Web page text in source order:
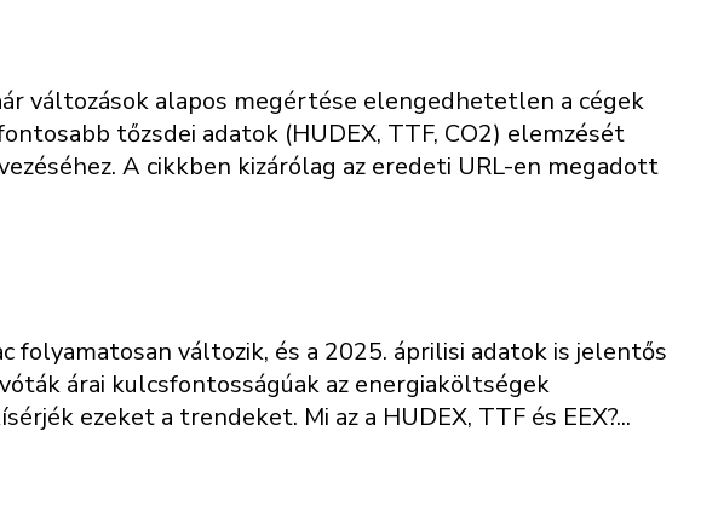
változások alapos megértése elengedhetetlen a cégek
tőzsdei adatok (HUDEX, TTF, CO2) elemzését
A cikkben kizárólag az eredeti URL-en megadott
folyamatosan változik, és a 2025. áprilisi adatok is jelentős
árai kulcsfontosságúak az energiaköltségek
ezeket a trendeket. Mi az a HUDEX, TTF és EEX?...